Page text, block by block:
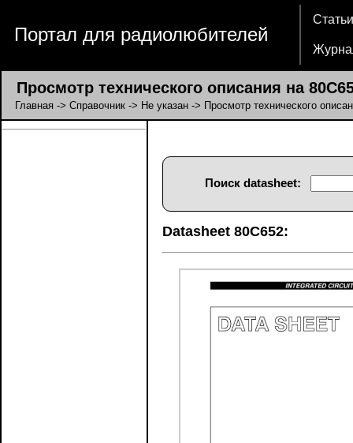
Портал для радиолюбителей
Статьи
Просмотр технического описания на
Главная -> Справочник -> Не указан -> Просмотр технического
Поиск datasheet:
Datasheet 80C652: